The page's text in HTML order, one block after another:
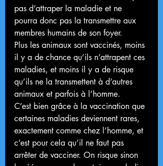
pas d’attraper la maladie et ne
pourra donc pas la transmettre aux
membres humains de son foyer.
Plus les animaux sont vaccinés, moins
il y a de chance qu’ils n’attrapent ces
maladies, et moins il y a de risque
qu’ils ne la transmettent à d’autres
animaux et parfois à l’homme.
C’est bien grâce à la vaccination que
certaines maladies deviennent rares,
exactement comme chez l’homme, et
c’est pour cela qu’il ne faut pas
arrêter de vacciner. On risque sinon